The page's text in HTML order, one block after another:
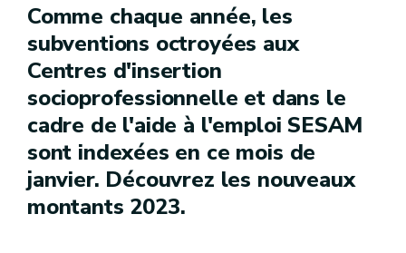
Comme chaque année, les
subventions octroyées aux
Centres d'insertion
socioprofessionnelle et dans le
cadre de l'aide à l'emploi SESAM
sont indexées en ce mois de
janvier. Découvrez les nouveaux
montants 2023.